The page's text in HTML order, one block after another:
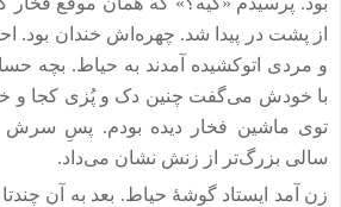
از پشت در پیدا شد. چهره‌اش خندان بود.
و مردی اتوکشیده آمدند به حیاط. بچه
با خودش می‌گفت چنین دک و پُزی کجا و
توی ماشین فخار دیده بودم. پسِ سرش
سالی بزرگ‌تر از زنش نشان می‌داد.
زن آمد ایستاد گوشۀ حیاط. بعد به آن